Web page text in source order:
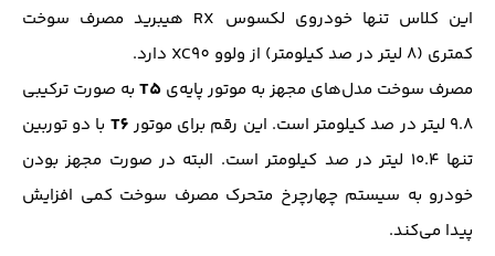
این کلاس تنها خودروی لکسوس RX هیبرید مصرف سوخت
کمتری (8 لیتر در صد کیلومتر) از ولوو XC90 دارد.
مصرف سوخت مدل‌های مجهز به موتور پایه‌ی T5 به صورت ترکیبی
9.8 لیتر در صد کیلومتر است. این رقم برای موتور
T6 با دو توربین
تنها ۱۰.۴ لیتر در صد کیلومتر است. البته در صورت مجهز بودن
خودرو به سیستم چهارچرخ متحرک مصرف سوخت کمی افزایش
پیدا می‌کند.